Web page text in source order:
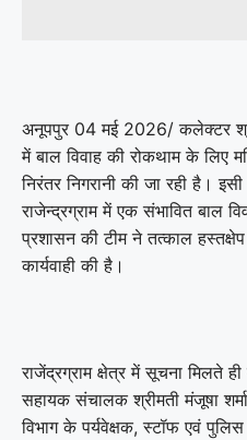
अनूपपुर 04 मई 2026/ कलेक्टर
में बाल विवाह की रोकथाम के लिए
निरंतर निगरानी की जा रही है।
राजेन्द्रग्राम में एक संभावित बाल
प्रशासन की टीम ने तत्काल
कार्यवाही की है।
राजेंद्रग्राम क्षेत्र में सूचना मिलते
सहायक संचालक श्रीमती मंजूषा
विभाग के पर्यवेक्षक, स्टॉफ एवं